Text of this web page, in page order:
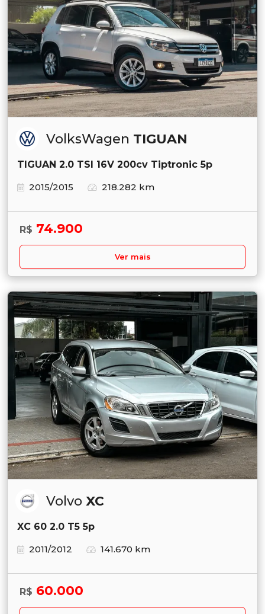
VolksWagen TIGUAN
TIGUAN 2.0 TSI 16V 200cv Tiptronic 5p
2015/2015
218.282 km
R$ 74.900
Ver mais
Volvo XC
XC 60 2.0 T5 5p
2011/2012
141.670 km
R$ 60.000